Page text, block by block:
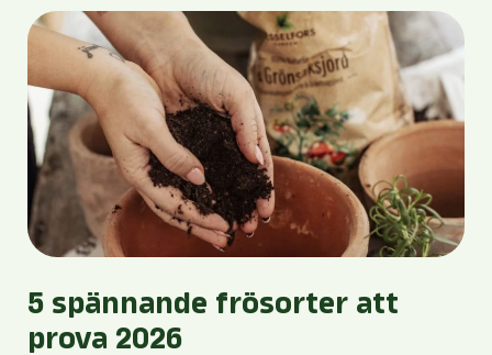
5 spännande frösorter att
prova 2026